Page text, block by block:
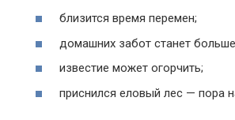
близится время перемен;
домашних забот станет
известие может огорчить;
приснился еловый лес — пора